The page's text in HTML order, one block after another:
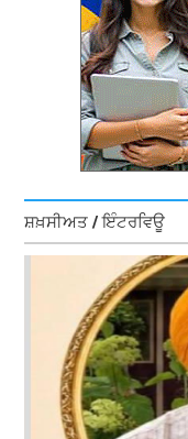
ਸ਼ਖ਼ਸੀਅਤ / ਇੰਟਰਵਿਊ